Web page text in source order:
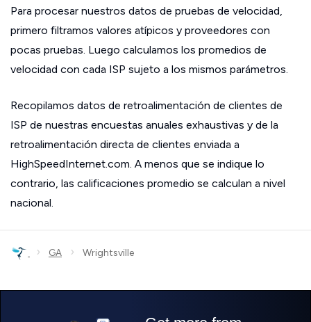
Para procesar nuestros datos de pruebas de velocidad,
primero filtramos valores atípicos y proveedores con
pocas pruebas. Luego calculamos los promedios de
velocidad con cada ISP sujeto a los mismos parámetros.
Recopilamos datos de retroalimentación de clientes de
ISP de nuestras encuestas anuales exhaustivas y de la
retroalimentación directa de clientes enviada a
HighSpeedInternet.com. A menos que se indique lo
contrario, las calificaciones promedio se calculan a nivel
nacional.
› GA › Wrightsville